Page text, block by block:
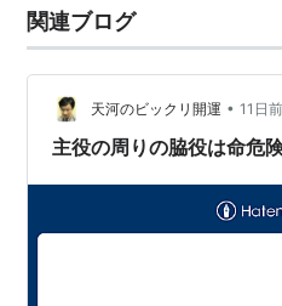
関連ブログ
天河のビックリ開運 • 11日前
主役の周りの脇役は命危